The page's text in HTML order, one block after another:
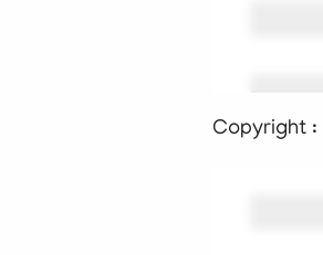
Copyright :